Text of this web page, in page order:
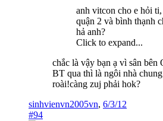
anh vitcon cho e hỏi
quận 2 và bình thạnh
hả anh?
Click to expand...
chắc là vậy bạn ạ vì sân bên
BT qua thì là ngôi nhà
roài!càng zuj phải hok?
sinhvienvn2005vn, 6/3/12
#94